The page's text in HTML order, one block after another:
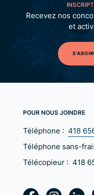
Recevez nos
et
POUR NOUS JOINDRE
Téléphone : 418
Téléphone sans-
Télécopieur : 418